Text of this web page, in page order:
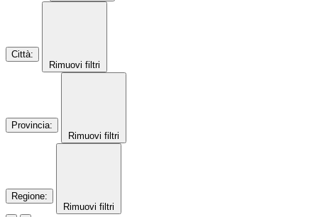
Città:
Rimuovi filtri
Provincia:
Rimuovi filtri
Regione:
Rimuovi filtri